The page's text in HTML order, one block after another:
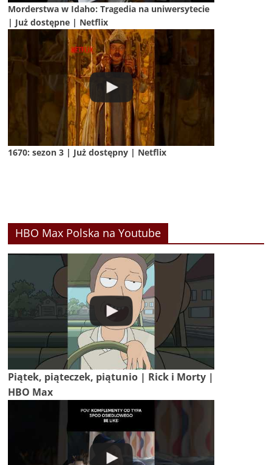
Morderstwa w Idaho: Tragedia na uniwersytecie
| Już dostępne | Netflix
1670: sezon 3 | Już dostępny | Netflix
HBO Max Polska na Youtube
Piątek, piąteczek, piątunio | Rick i Morty |
HBO Max